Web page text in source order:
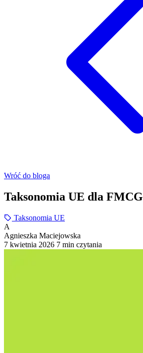
Wróć do bloga
Taksonomia UE dla FMCG
Taksonomia UE
A
Agnieszka Maciejowska
7 kwietnia 2026 7 min czytania